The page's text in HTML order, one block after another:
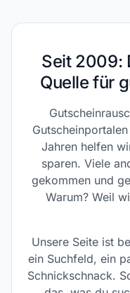
Seit 2009:
Quelle für
Jahren helfen
sparen. Viele
gekommen und
Warum? Weil
Unsere Seite ist
ein Suchfeld, ein
Schnickschnack.